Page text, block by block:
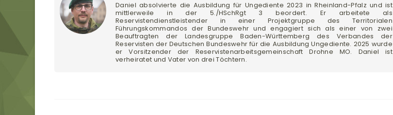
Daniel absolvierte die Ausbildung für Ungediente 2023 in Rheinland-Pfalz und ist
mittlerweile in der 5./HSchRgt 3 beordert. Er arbeitete als
Reservistendienstleistender in einer Projektgruppe des Territorialen
Führungskommandos der Bundeswehr und engagiert sich als einer von zwei
Beauftragten der Landesgruppe Baden-Württemberg des Verbandes der
Reservisten der Deutschen Bundeswehr für die Ausbildung Ungediente. 2025 wurde
er Vorsitzender der Reservistenarbeitsgemeinschaft Drohne MO. Daniel ist
verheiratet und Vater von drei Töchtern.